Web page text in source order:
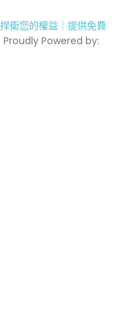
衛您的權益｜提供免費
Proudly Powered by: